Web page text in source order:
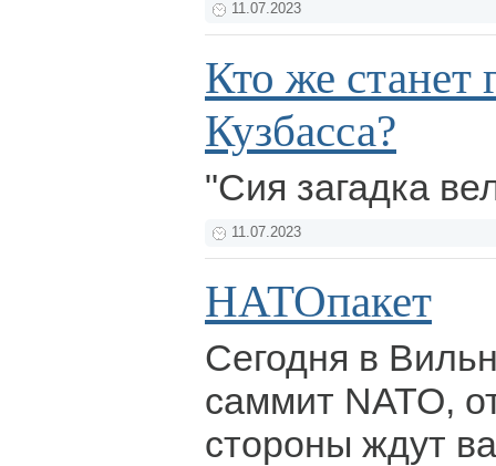
11.07.2023
Кто же станет
Кузбасса?
"Сия загадка
11.07.2023
НАТОпакет
Сегодня в
саммит NATO,
стороны ждут